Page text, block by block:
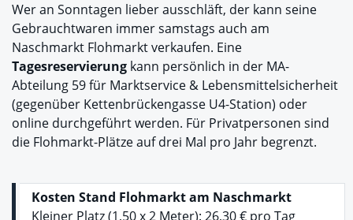
Wer an Sonntagen lieber ausschläft, der kann seine
Gebrauchtwaren immer samstags auch am
Naschmarkt Flohmarkt verkaufen. Eine
Tagesreservierung kann persönlich in der MA-
Abteilung 59 für Marktservice & Lebensmittelsicherheit
(gegenüber Kettenbrückengasse U4-Station) oder
online durchgeführt werden. Für Privatpersonen sind
die Flohmarkt-Plätze auf drei Mal pro Jahr begrenzt.
Kosten Stand Flohmarkt am Naschmarkt
Kleiner Platz (1,50 x 2 Meter): 26,30 € pro Tag